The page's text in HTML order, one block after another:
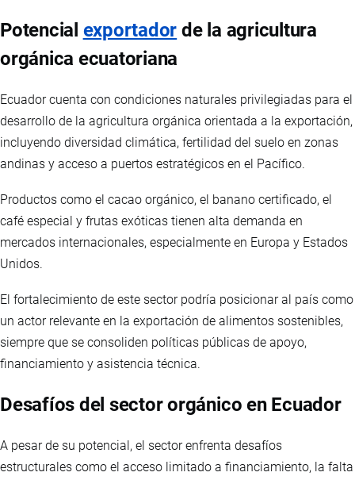
Potencial exportador de la agricultura
orgánica ecuatoriana
Ecuador cuenta con condiciones naturales privilegiadas para el
desarrollo de la agricultura orgánica orientada a la exportación,
incluyendo diversidad climática, fertilidad del suelo en zonas
andinas y acceso a puertos estratégicos en el Pacífico.
Productos como el cacao orgánico, el banano certificado, el
café especial y frutas exóticas tienen alta demanda en
mercados internacionales, especialmente en Europa y Estados
Unidos.
El fortalecimiento de este sector podría posicionar al país como
un actor relevante en la exportación de alimentos sostenibles,
siempre que se consoliden políticas públicas de apoyo,
financiamiento y asistencia técnica.
Desafíos del sector orgánico en Ecuador
A pesar de su potencial, el sector enfrenta desafíos
estructurales como el acceso limitado a financiamiento, la falta